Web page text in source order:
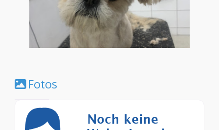
Fotos